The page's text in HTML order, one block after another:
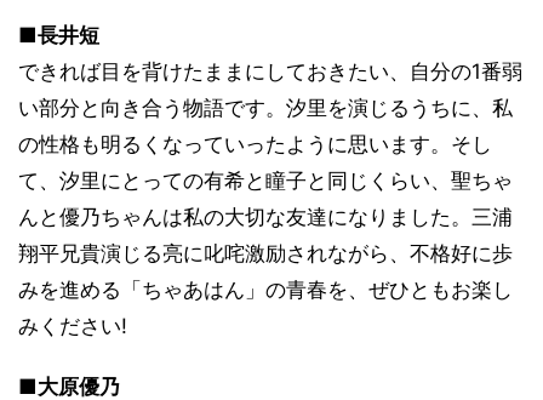
■長井短
できれば目を背けたままにしておきたい、自分の1番弱
い部分と向き合う物語です。汐里を演じるうちに、私
の性格も明るくなっていったように思います。そし
て、汐里にとっての有希と瞳子と同じくらい、聖ちゃ
んと優乃ちゃんは私の大切な友達になりました。三浦
翔平兄貴演じる亮に叱咤激励されながら、不格好に歩
みを進める「ちゃあはん」の青春を、ぜひともお楽し
みください!
■大原優乃